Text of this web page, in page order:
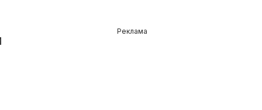
Реклама